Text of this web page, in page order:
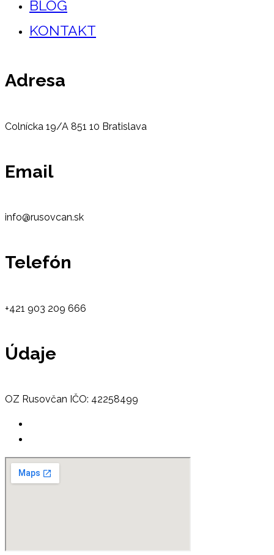
BLOG
KONTAKT
Adresa
Colnícka 19/A 851 10 Bratislava
Email
info@rusovcan.sk
Telefón
+421 903 209 666
Údaje
OZ Rusovčan IČO: 42258499